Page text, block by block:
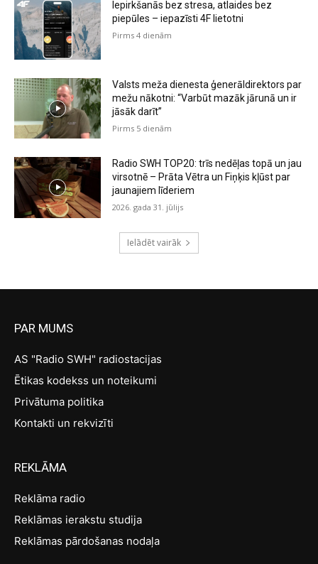
Iepirkšanās bez stresa, atlaides bez
piepūles – iepazīsti 4F lietotni
Pirms 4 dienām
Valsts meža dienesta ģenerāldirektors par
mežu nākotni: “Varbūt mazāk jārunā un ir
jāsāk darīt”
Pirms 5 dienām
Radio SWH TOP20: trīs nedēļas topā un jau
virsotnē – Prāta Vētra un Fiņķis kļūst par
jaunajiem līderiem
2026. gada 31. jūlijs
Ielādēt vairāk
PAR MUMS
AS "Radio SWH" radiostacijas
Ētikas kodekss un noteikumi
Privātuma politika
Kontakti un rekvizīti
REKLĀMA
Reklāma radio
Reklāmas ierakstu studija
Reklāmas pārdošanas nodaļa